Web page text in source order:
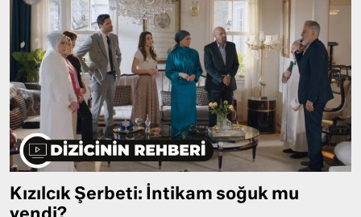
Kızılcık Şerbeti: İntikam soğuk mu